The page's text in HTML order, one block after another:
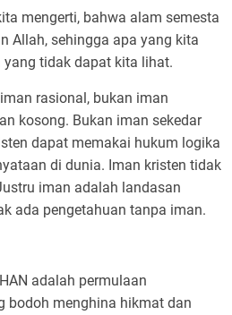
mengerti, bahwa alam semesta
Allah, sehingga apa yang kita
yang tidak dapat kita lihat.
rasional, bukan iman
kosong. Bukan iman sekedar
dapat memakai hukum logika
di dunia. Iman kristen tidak
iman adalah landasan
ada pengetahuan tanpa iman.
adalah permulaan
bodoh menghina hikmat dan